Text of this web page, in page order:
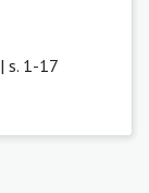
| s. 1-17